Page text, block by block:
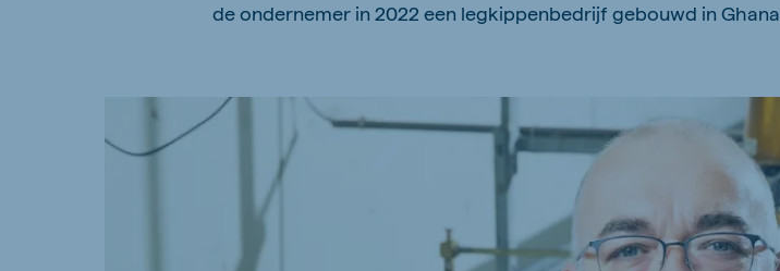
de ondernemer in 2022 een legkippenbedrijf gebouwd in Ghana.